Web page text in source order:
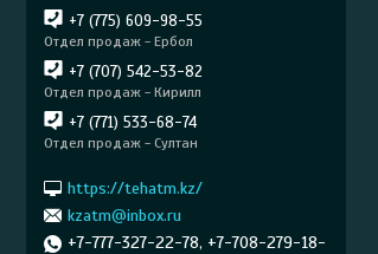
+7 (775) 609-98-55
Отдел продаж - Ербол
+7 (707) 542-53-82
Отдел продаж - Кирилл
+7 (771) 533-68-74
Отдел продаж - Султан
https://tehatm.kz/
kzatm@inbox.ru
+7-777-327-22-78, +7-708-279-18-